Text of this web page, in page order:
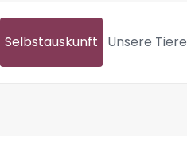
Selbstauskunft Unsere Tiere